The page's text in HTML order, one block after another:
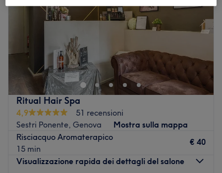
Ritual Hair Spa
4,9
51 recensioni
Sestri Ponente, Genova
Mostra sulla mappa
Risciacquo Aromaterapico
15 min
€ 40
Visualizzazione rapida dei dettagli del salone